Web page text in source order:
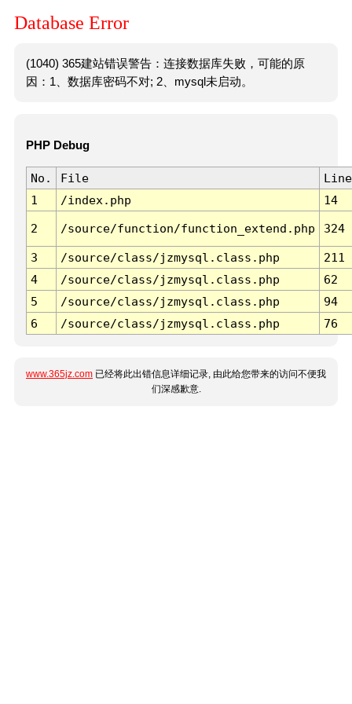
Database Error
(1040) 365建站错误警告：连接数据库失败，可能的原
因：1、数据库密码不对; 2、mysql未启动。
PHP Debug
No. File
Line
1
/index.php 14
2 /source/function/function_extend.php 324
3 /source/class/jzmysql.class.php
211
4
/source/class/jzmysql.class.php
62
5
/source/class/jzmysql.class.php
94
6
/source/class/jzmysql.class.php 76
www.365jz.com 已经将此出错信息详细记录, 由此给您带来的访问不便我
们深感歉意.